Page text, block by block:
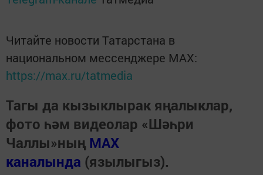
Читайте новости Татарстана в
национальном мессенджере MАХ:
https://max.ru/tatmedia
Тагы да кызыклырак яңалыклар,
фото һәм видеолар «Шәһри
Чаллы»ның MAX
каналында (язылыгыз).